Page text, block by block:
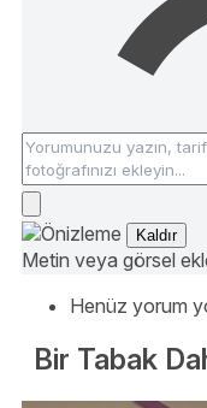
Kaldır
Metin veya görsel
Henüz yorum
Bir Tabak